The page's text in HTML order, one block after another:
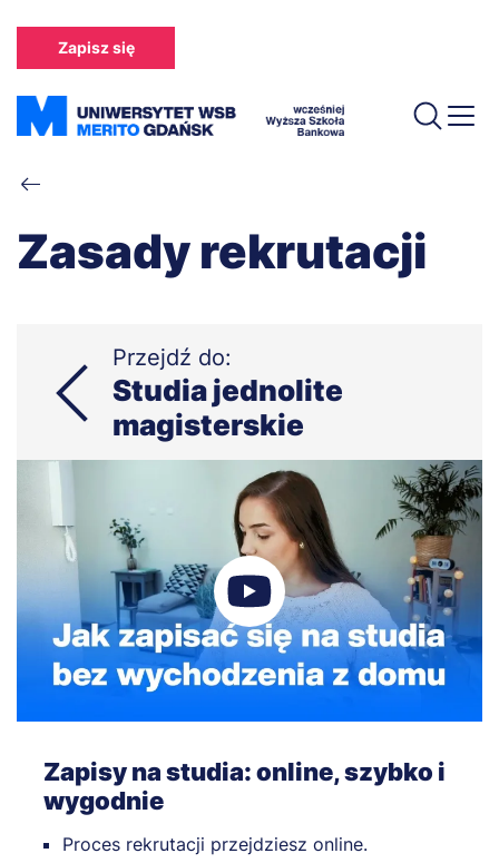
treści
Zapisz się
Ścieżka
nawigacyjna
Zasady rekrutacji
Przejdź do:
Studia jednolite
magisterskie
Zapisy na studia: online, szybko i
wygodnie
Proces rekrutacji przejdziesz online.